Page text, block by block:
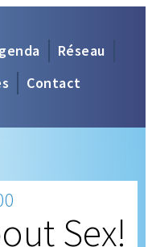
Réseau
Contact
Sex!